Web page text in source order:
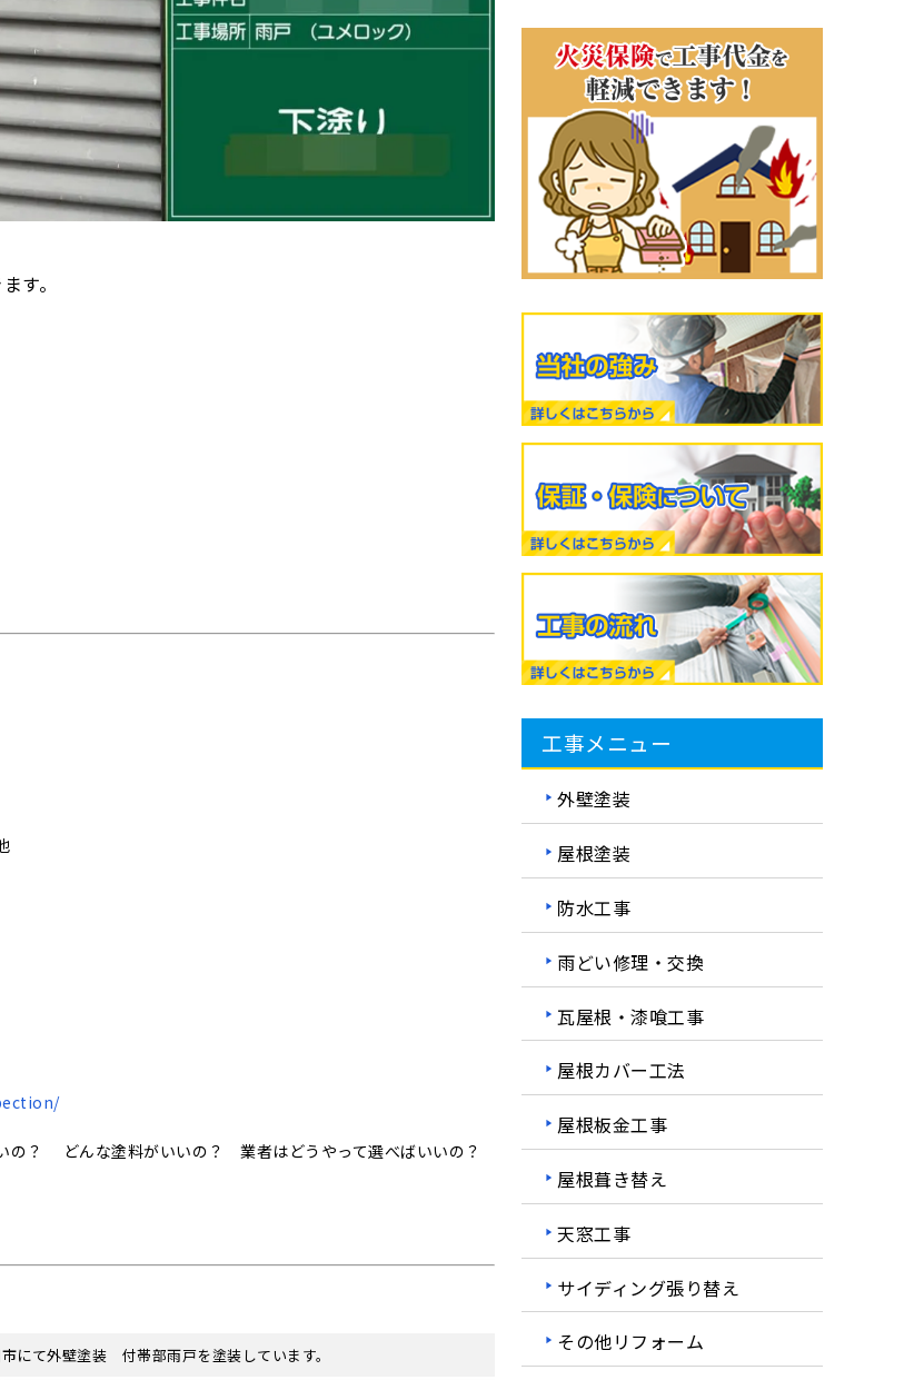
す。
の？ どんな塗料がいいの？ 業者はどうやって選べばいいの？
にて外壁塗装 付帯部雨戸を塗装しています。
工事メニュー
外壁塗装
屋根塗装
防水工事
雨どい修理・交換
瓦屋根・漆喰工事
屋根カバー工法
屋根板金工事
屋根葺き替え
天窓工事
サイディング張り替え
その他リフォーム